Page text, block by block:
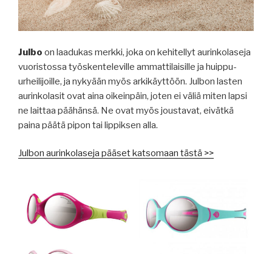
Julbo on laadukas merkki, joka on kehitellyt aurinkolaseja
vuoristossa työskenteleville ammattilaisille ja huippu-
urheilijoille, ja nykyään myös arkikäyttöön. Julbon lasten
aurinkolasit ovat aina oikeinpäin, joten ei väliä miten lapsi
ne laittaa päähänsä. Ne ovat myös joustavat, eivätkä
paina päätä pipon tai lippiksen alla.
Julbon aurinkolaseja pääset katsomaan tästä >>